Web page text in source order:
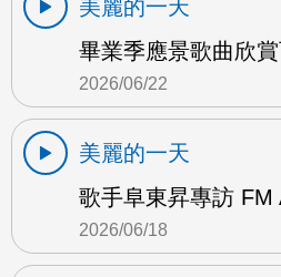
美麗的一天
畢業季應景歌曲欣
2026/06/22
美麗的一天
歌手阜東昇專訪 FM
2026/06/18